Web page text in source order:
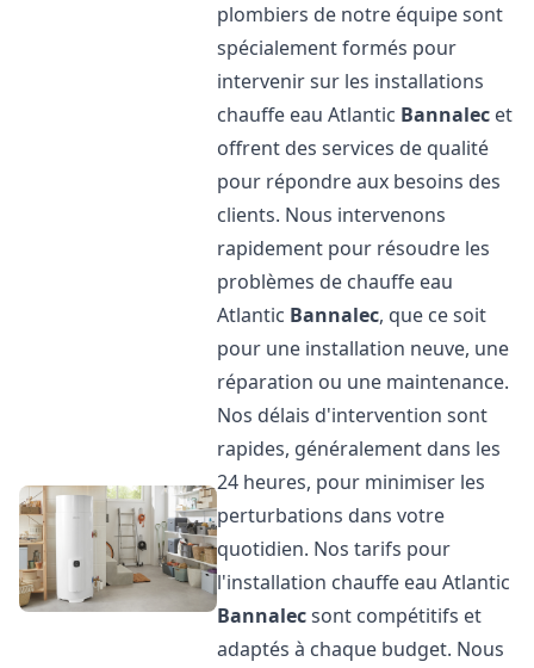
plombiers de notre équipe sont
spécialement formés pour
intervenir sur les installations
chauffe eau Atlantic Bannalec et
offrent des services de qualité
pour répondre aux besoins des
clients. Nous intervenons
rapidement pour résoudre les
problèmes de chauffe eau
Atlantic Bannalec, que ce soit
pour une installation neuve, une
réparation ou une maintenance.
Nos délais d'intervention sont
rapides, généralement dans les
24 heures, pour minimiser les
perturbations dans votre
quotidien. Nos tarifs pour
l'installation chauffe eau Atlantic
Bannalecsont compétitifs et
adaptés à chaque budget. Nous